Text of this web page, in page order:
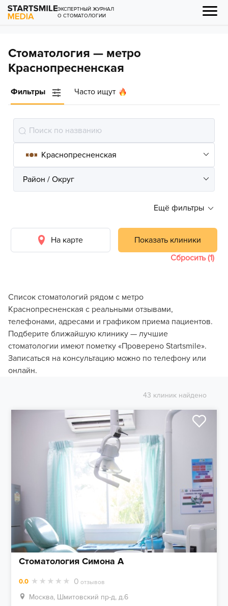
ЭКСПЕРТНЫЙ ЖУРНАЛ
О СТОМАТОЛОГИИ
Стоматология — метро
Краснопресненская
Фильтры Часто ищут
Ещё фильтры
На карте
Показать клиники
Сбросить (1)
Список стоматологий рядом с метро
Краснопресненская с реальными отзывами,
телефонами, адресами и графиком приема пациентов.
Подберите ближайшую клинику — лучшие
стоматологии имеют пометку «Проверено Startsmile».
Записаться на консультацию можно по телефону или
онлайн.
43 клиник найдено
Стоматология Симона А
0.0 0 отзывов
Москва, Шмитовский пр-д, д.6